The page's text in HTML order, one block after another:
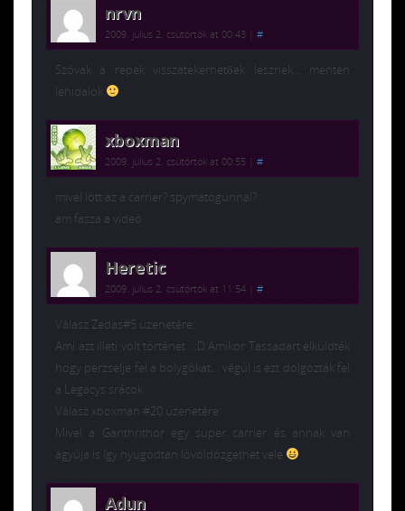
nrvn
2009. július 2. csütörtök at 00:43 #
Szóvak a repek visszatekerhetőek lesznek… menten
lehidalok
xboxman
2009. július 2. csütörtök at 00:55 #
mivel lött az a carrier? spymatogunnal?
am fasza a videó
Heretic
2009. július 2. csütörtök at 11:54 #
Válasz Zedas#5 üzenetére:
Ami azt illeti volt történet ..:D Amikor Tassadart elküldték
hogy perzselje fel a bolygókat… végül is ezt dolgozták fel
a Legacys srácok.
Válasz xboxman #20 üzenetére:
Mivel a Ganthrithor egy super carrier és annak van
ágyúja is így nyugodtan lövöldözgethet vele
Adun